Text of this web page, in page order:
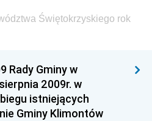
Świętokrzyskiego rok
Rady Gminy w
2009r. w
istniejących
Gminy Klimontów